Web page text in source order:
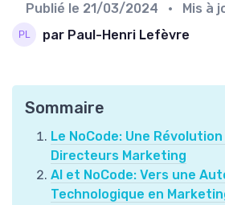
Publié le 21/03/2024 • Mis à
par Paul-Henri Lefèvre
Sommaire
Le NoCode: Une
Directeurs Marketing
AI et NoCode: Vers une
Technologique en